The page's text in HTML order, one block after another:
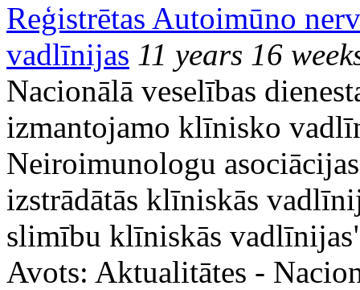
Reģistrētas Autoimūno
vadlīnijas 11 years 16
Nacionālā veselības
izmantojamo klīnisko
Neiroimunologu
izstrādātās klīniskās
slimību klīniskās
Avots: Aktualitātes -